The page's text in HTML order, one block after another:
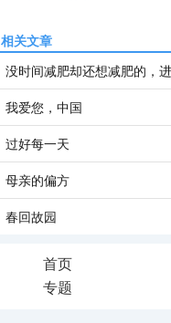
相关文章
没时间减肥却还想减肥的，进
我爱您，中国
过好每一天
母亲的偏方
春回故园
首页
专题